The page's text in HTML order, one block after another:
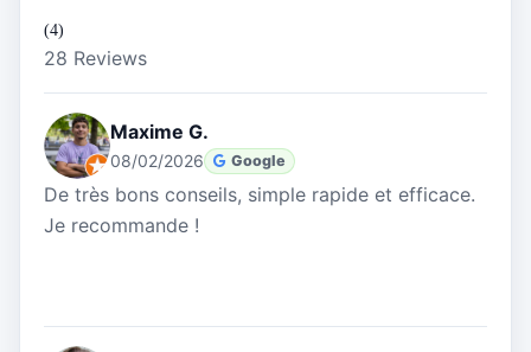
(4)
28 Reviews
Maxime G.
08/02/2026 Google
De très bons conseils, simple rapide et efficace.
Je recommande !